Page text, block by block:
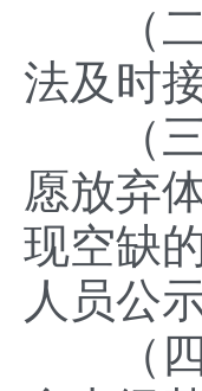
（二
法及时
（三
愿放弃
现空缺
人员公
（四